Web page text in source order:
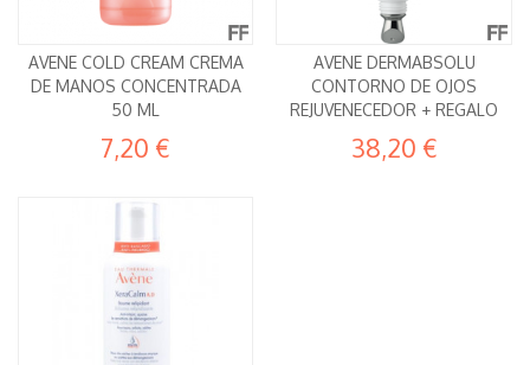
AVENE COLD CREAM CREMA
DE MANOS CONCENTRADA
50 ML
7,20 €
AVENE DERMABSOLU
CONTORNO DE OJOS
REJUVENECEDOR + REGALO
38,20 €